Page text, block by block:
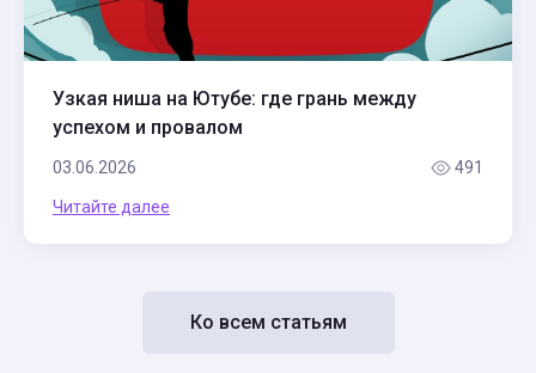
Узкая ниша на Ютубе: где грань между
успехом и провалом
03.06.2026 491
Читайте далее
Ко всем статьям